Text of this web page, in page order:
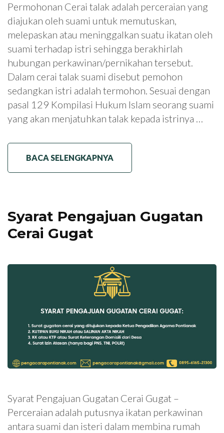
Permohonan Cerai talak adalah perceraian yang
diajukan oleh suami untuk memutuskan,
melepaskan atau meninggalkan suatu ikatan oleh
suami terhadap istri sehingga berakhirlah
hubungan perkawinan/pernikahan tersebut.
Dalam cerai talak suami disebut pemohon
sedangkan istri adalah termohon. Sesuai dengan
pasal 129 Kompilasi Hukum Islam seorang suami
yang akan menjatuhkan talak kepada istrinya …
BACA SELENGKAPNYA
Syarat Pengajuan Gugatan
Cerai Gugat
Syarat Pengajuan Gugatan Cerai Gugat –
Perceraian adalah putusnya ikatan perkawinan
antara suami dan isteri dalam membina rumah